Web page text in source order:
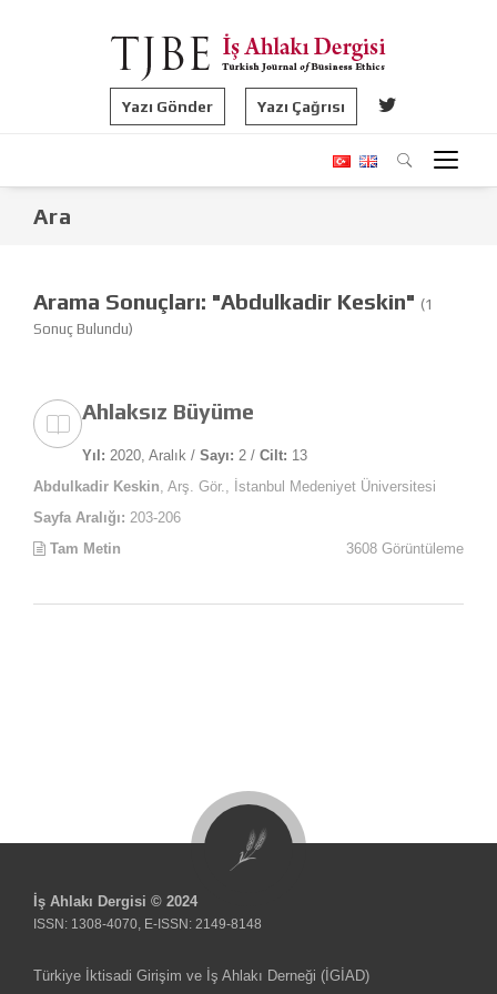
Yazı Gönder Yazı Çağrısı
Ara
Arama Sonuçları: "Abdulkadir Keskin" (1
Sonuç Bulundu)
Ahlaksız Büyüme
Yıl: 2020, Aralık / Sayı: 2 / Cilt: 13
Abdulkadir Keskin , Arş. Gör., İstanbul Medeniyet Üniversitesi
Sayfa Aralığı: 203-206
Tam Metin
3608 Görüntüleme
İş Ahlakı Dergisi © 2024
ISSN: 1308-4070, E-ISSN: 2149-8148
Türkiye İktisadi Girişim ve İş Ahlakı Derneği (İGİAD)